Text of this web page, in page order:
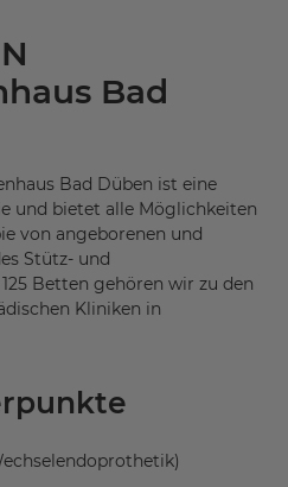
Bad
Bad Düben ist eine
und bietet alle Möglichkeiten
von angeborenen und
Stütz- und
Betten gehören wir zu den
Kliniken in